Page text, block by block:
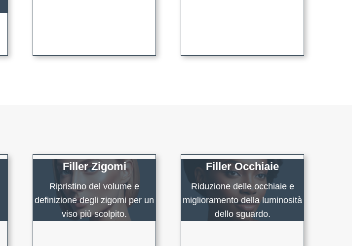
Filler Zigomi
Ripristino del volume e
definizione degli zigomi per un
viso più scolpito.
Filler Occhiaie
Riduzione delle occhiaie e
miglioramento della luminosità
dello sguardo.